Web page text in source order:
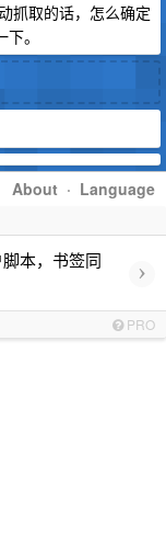
抓取的话，怎么确定
。
About · Language
本，书签同
›
PRO